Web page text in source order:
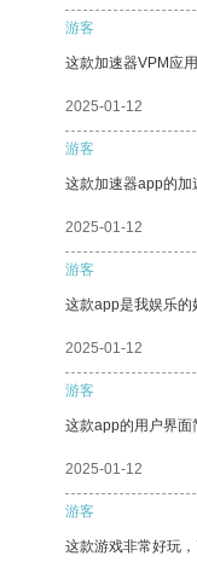
游客
这款加速器VPM应
2025-01-12
游客
这款加速器app的加
2025-01-12
游客
这款app是我娱乐的
2025-01-12
游客
这款app的用户界面
2025-01-12
游客
这款游戏非常好玩